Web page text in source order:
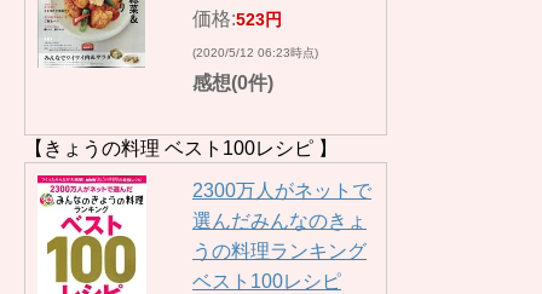
価格:523円
(2020/5/12 06:23時点)
感想(0件)
【きょうの料理 ベスト100レシピ 】
2300万人がネットで
選んだみんなのきょ
うの料理ランキング
ベスト100レシピ